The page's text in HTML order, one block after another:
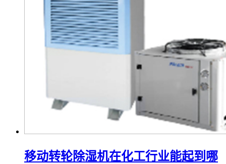
移动转轮除湿机在化工行业能起到哪